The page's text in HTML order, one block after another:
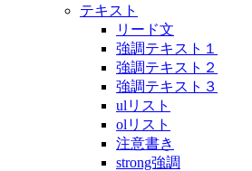
テキスト
リード文
強調テキスト１
強調テキスト２
強調テキスト３
ulリスト
olリスト
注意書き
strong強調